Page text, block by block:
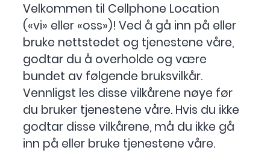
Velkommen til Cellphone Location
(«vi» eller «oss»)! Ved å gå inn på eller
bruke nettstedet og tjenestene våre,
godtar du å overholde og være
bundet av følgende bruksvilkår.
Vennligst les disse vilkårene nøye før
du bruker tjenestene våre. Hvis du ikke
godtar disse vilkårene, må du ikke gå
inn på eller bruke tjenestene våre.